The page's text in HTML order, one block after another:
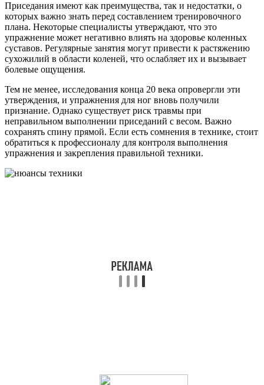
Приседания имеют как преимущества, так и недостатки, о
которых важно знать перед составлением тренировочного
плана. Некоторые специалисты утверждают, что это
упражнение может негативно влиять на здоровье коленных
суставов. Регулярные занятия могут привести к растяжению
сухожилий в области коленей, что ослабляет их и вызывает
болевые ощущения.
Тем не менее, исследования конца 20 века опровергли эти
утверждения, и упражнения для ног вновь получили
признание. Однако существует риск травмы при
неправильном выполнении приседаний с весом. Важно
сохранять спину прямой. Если есть сомнения в технике, стоит
обратиться к профессионалу для контроля выполнения
упражнения и закрепления правильной техники.